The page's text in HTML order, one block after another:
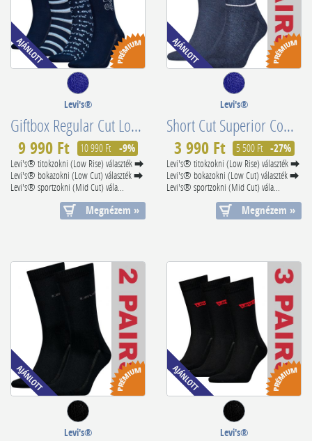
Levi's®
Giftbox Regular Cut Logo 4x 701229572001804
9 990 Ft 10 990 Ft -9%
Levi's® titokzokni (Low Rise) választék ⮕
Levi's® bokazokni (Low Cut) választék ⮕
Levi's® sportzokni (Mid Cut) vála...
Megnézem »
Levi's®
Short Cut Superior Combed Cotton 701210567011
3 990 Ft 5 500 Ft -27%
Levi's® titokzokni (Low Rise) választék ⮕
Levi's® bokazokni (Low Cut) választék ⮕
Levi's® sportzokni (Mid Cut) vála...
Megnézem »
Levi's® Levi's®